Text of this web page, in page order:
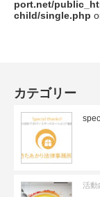
port.net/
child/single.php
カテゴリー
活動